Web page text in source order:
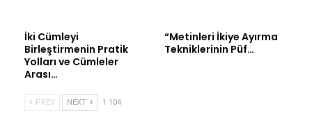
İki Cümleyi
Birleştirmenin Pratik
Yolları ve Cümleler
Arası…
“Metinleri İkiye Ayırma
Tekniklerinin Püf…
PREV NEXT 1 104